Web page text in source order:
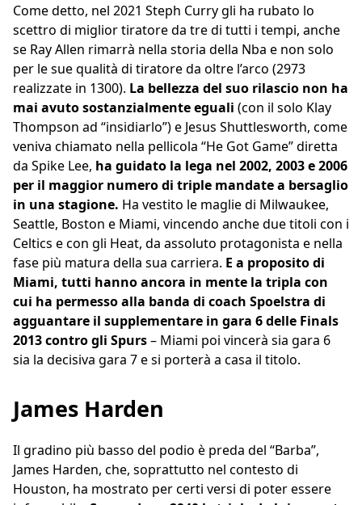
Come detto, nel 2021 Steph Curry gli ha rubato lo
scettro di miglior tiratore da tre di tutti i tempi, anche
se Ray Allen rimarrà nella storia della Nba e non solo
per le sue qualità di tiratore da oltre l’arco (2973
realizzate in 1300). La bellezza del suo rilascio non ha
mai avuto sostanzialmente eguali (con il solo Klay
Thompson ad “insidiarlo”) e Jesus Shuttlesworth, come
veniva chiamato nella pellicola “He Got Game” diretta
da Spike Lee, ha guidato la lega nel 2002, 2003 e 2006
per il maggior numero di triple mandate a bersaglio
in una stagione. Ha vestito le maglie di Milwaukee,
Seattle, Boston e Miami, vincendo anche due titoli con i
Celtics e con gli Heat, da assoluto protagonista e nella
fase più matura della sua carriera. E a proposito di
Miami, tutti hanno ancora in mente la tripla con
cui ha permesso alla banda di coach Spoelstra di
agguantare il supplementare in gara 6 delle Finals
2013 contro gli Spurs– Miami poi vincerà sia gara 6
sia la decisiva gara 7 e si porterà a casa il titolo.
James Harden
Il gradino più basso del podio è preda del “Barba”,
James Harden, che, soprattutto nel contesto di
Houston, ha mostrato per certi versi di poter essere